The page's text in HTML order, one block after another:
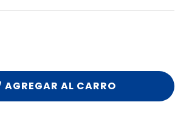
AGREGAR AL CARRO